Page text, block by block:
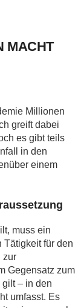
MACHT
Millionen
greift dabei
es gibt teils
in den
einem
muss ein
Tätigkeit für den
zur
Gegensatz zum
– in den
umfasst. Es